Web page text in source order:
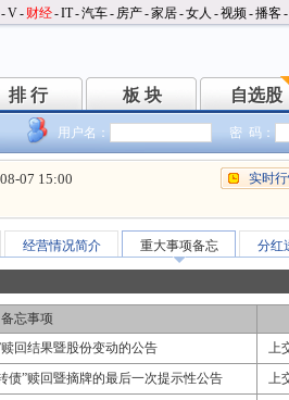
-V- 财经-IT-汽车- 房产-家居-女人 -视频-播客-
排 行
排 行 板 块
板 块 自选股
自选股
用户名： 密 码：
07 15:00 实时
经营情况简介 重大事项备忘 分红
备忘事项
回结果暨股份变动的公告
上
债”赎回暨摘牌的最后一次提示性公告
上